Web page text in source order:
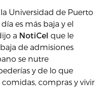
Universidad de Puerto
es más baja y el
a NotiCel que le
de admisiones
se nutre
y de lo que
compras y vivir